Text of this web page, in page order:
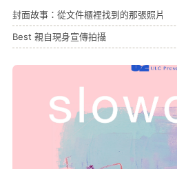
封面故事：從文件櫃裡找到的那張照片
Best 親自現身宣傳拍攝